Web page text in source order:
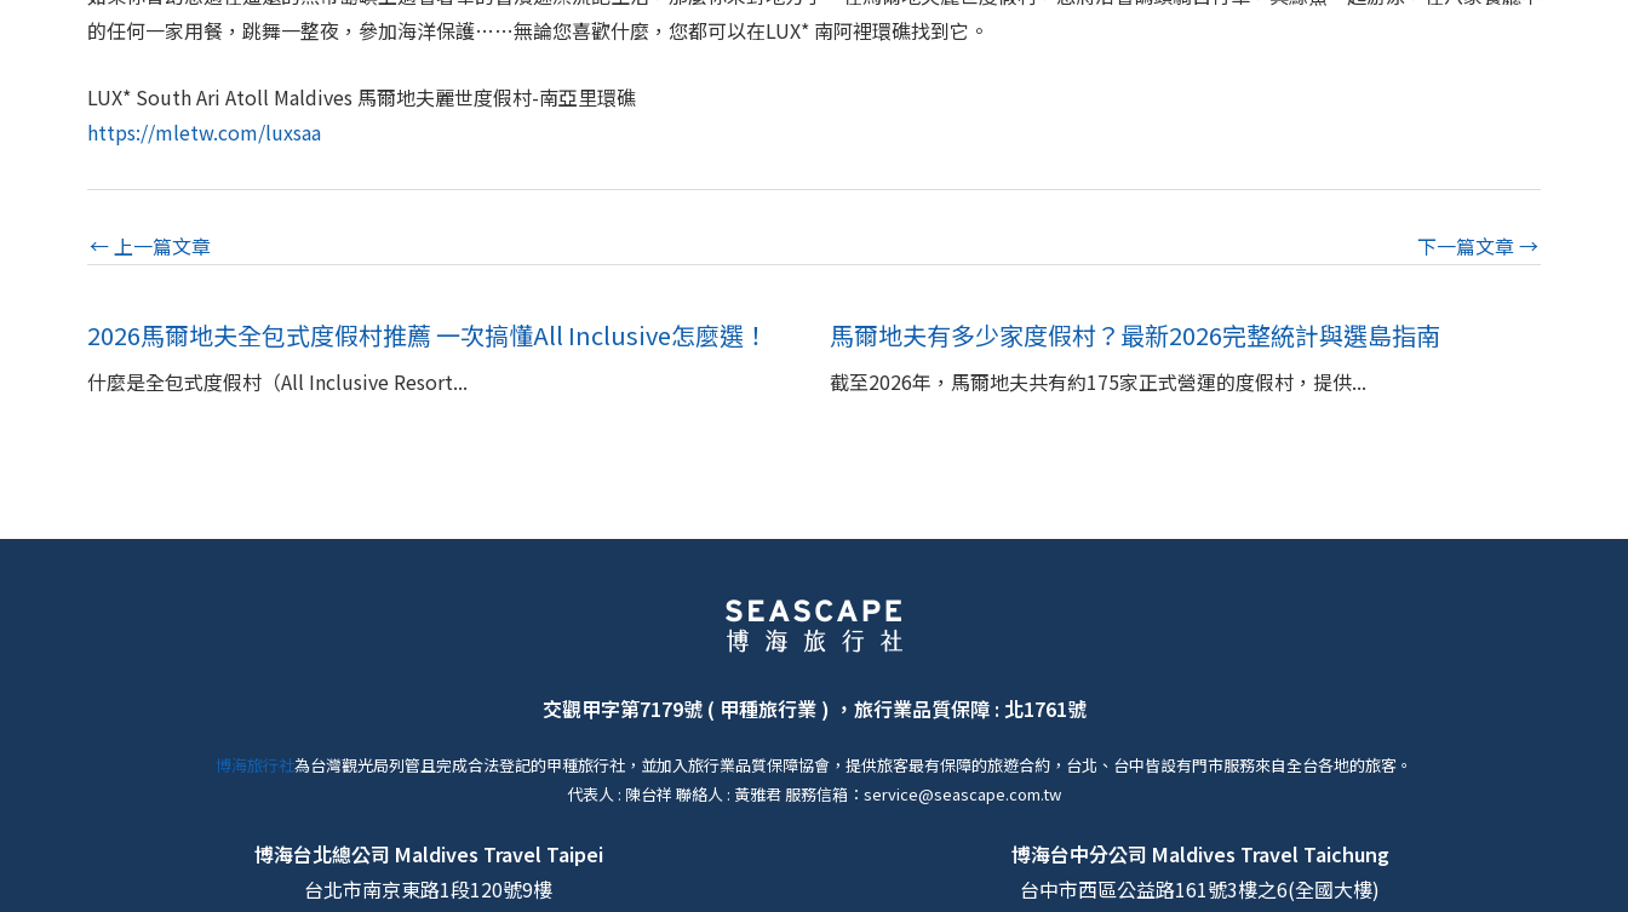
的任何一家用餐，跳舞一整夜，參加海洋保護……無論您喜歡什麼，您都可以在LUX* 南阿裡環礁找到它。
LUX* South Ari Atoll Maldives 馬爾地夫麗世度假村-南亞里環礁
https://mletw.com/luxsaa
←上一篇文章 下一篇文章→
2026馬爾地夫全包式度假村推薦 一次搞懂All Inclusive怎麼選！
什麼是全包式度假村（All Inclusive Resort...
馬爾地夫有多少家度假村？最新2026完整統計與選島指南
截至2026年，馬爾地夫共有約175家正式營運的度假村，提供...
交觀甲字第7179號 ( 甲種旅行業 ) ，旅行業品質保障 : 北1761號
博海旅行社為台灣觀光局列管且完成合法登記的甲種旅行社，並加入旅行業品質保障協會，提供旅客最有保障的旅遊合約，台北、台中皆設有門市服務來自全台各地的旅客。
代表人 : 陳台祥 聯絡人 : 黃雅君 服務信箱：service@seascape.com.tw
博海台北總公司 Maldives Travel Taipei
台北市南京東路1段120號9樓
博海台中分公司 Maldives Travel Taichung
台中市西區公益路161號3樓之6(全國大樓)